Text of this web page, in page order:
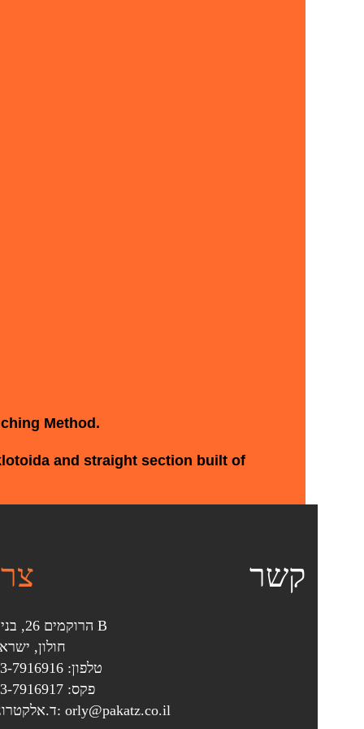
Method.
and straight section built of
קשר
הרוקמים 26, בניין B
חולון,
טלפון: 03-7916916
פקס: 03-7916917
ד.אלקטרוני: orly@pakatz.co.il